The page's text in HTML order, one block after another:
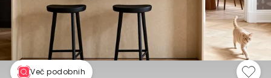
Več podobnih